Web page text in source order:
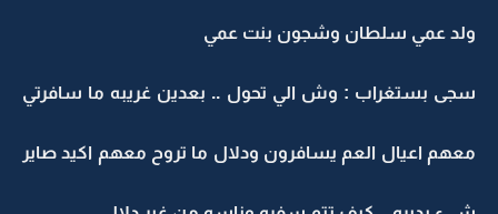
ولد عمي سلطان وشجون بنت عمي
سجى بستغراب : وش الي تحول .. بعدين غريبه ما سافرتي
معهم اعيال العم يسافرون ودلال ما تروح معهم اكيد صاير